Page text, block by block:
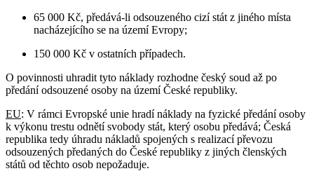
65 000 Kč, předává-li odsouzeného cizí stát z jiného místa
nacházejícího se na území Evropy;
150 000 Kč v ostatních případech.
O povinnosti uhradit tyto náklady rozhodne český soud až po
předání odsouzené osoby na území České republiky.
EU: V rámci Evropské unie hradí náklady na fyzické předání osoby
k výkonu trestu odnětí svobody stát, který osobu předává; Česká
republika tedy úhradu nákladů spojených s realizací převozu
odsouzených předaných do České republiky z jiných členských
států od těchto osob nepožaduje.